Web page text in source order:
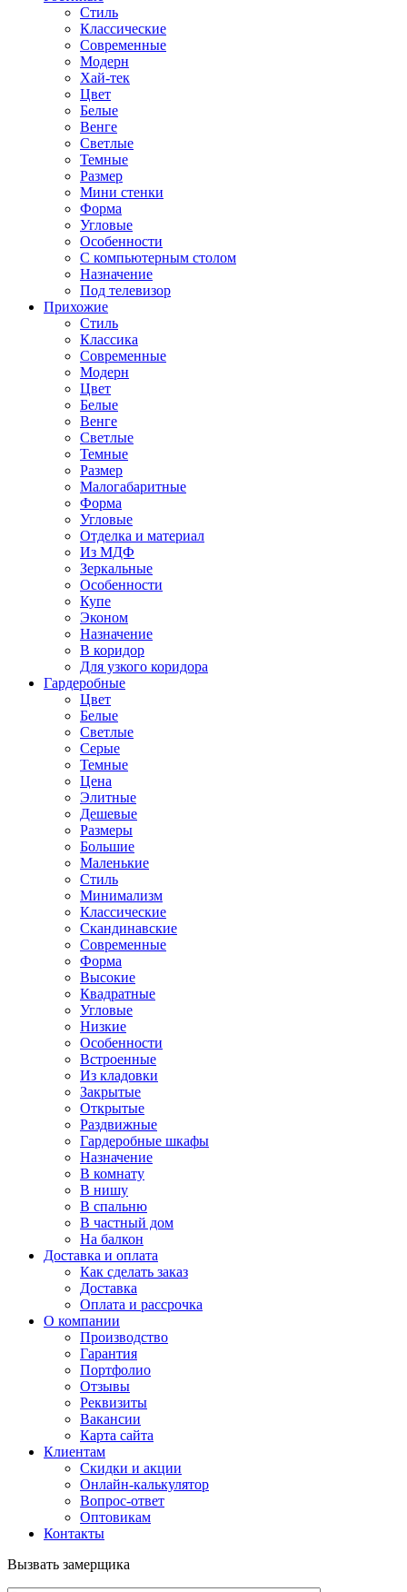
Стиль
Классические
Современные
Модерн
Хай-тек
Цвет
Белые
Венге
Светлые
Темные
Размер
Мини стенки
Форма
Угловые
Особенности
С компьютерным столом
Назначение
Под телевизор
Прихожие
Стиль
Классика
Современные
Модерн
Цвет
Белые
Венге
Светлые
Темные
Размер
Малогабаритные
Форма
Угловые
Отделка и материал
Из МДФ
Зеркальные
Особенности
Купе
Эконом
Назначение
В коридор
Для узкого коридора
Гардеробные
Цвет
Белые
Светлые
Серые
Темные
Цена
Элитные
Дешевые
Размеры
Большие
Маленькие
Стиль
Минимализм
Классические
Скандинавские
Современные
Форма
Высокие
Квадратные
Угловые
Низкие
Особенности
Встроенные
Из кладовки
Закрытые
Открытые
Раздвижные
Гардеробные шкафы
Назначение
В комнату
В нишу
В спальню
В частный дом
На балкон
Доставка и оплата
Как сделать заказ
Доставка
Оплата и рассрочка
О компании
Производство
Гарантия
Портфолио
Отзывы
Реквизиты
Вакансии
Карта сайта
Клиентам
Скидки и акции
Онлайн-калькулятор
Вопрос-ответ
Оптовикам
Контакты
Вызвать замерщика